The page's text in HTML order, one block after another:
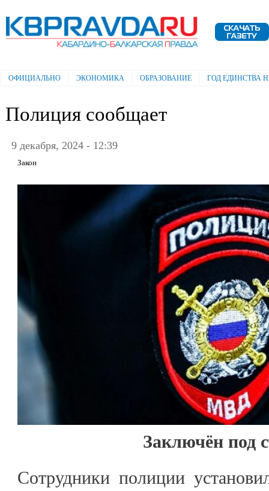
Электронная газета "Кабардино-
Балкарская правда"
Главное меню
ОФИЦИАЛЬНО ЭКОНОМИКА ОБРАЗОВАНИЕ ГОД ЕДИНСТВА
Полиция сообщает
9 декабря, 2024 - 12:39
Закон
Заключён под
Сотрудники полиции